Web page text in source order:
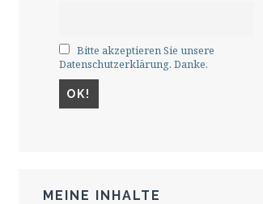
Bitte akzeptieren Sie unsere
Datenschutzerklärung. Danke.
MEINE INHALTE